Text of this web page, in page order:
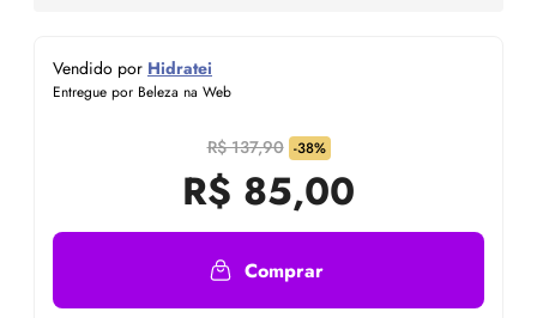
Vendido por Hidratei
Entregue por Beleza na Web
R$ 137,90 -38%
R$ 85,00
Comprar